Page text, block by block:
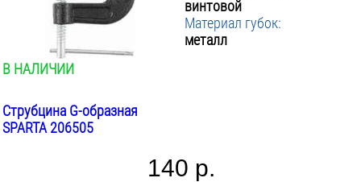
150
200
250
65
75
100
▼ Зажимной механизм
Винтовой
▼ Материал зажимных губок :
Металл
▼ Вес инструмента кг
винтовой
Материал губок:
металл
В НАЛИЧИИ
Струбцина G-образная
SPARTA 206505
140 р.